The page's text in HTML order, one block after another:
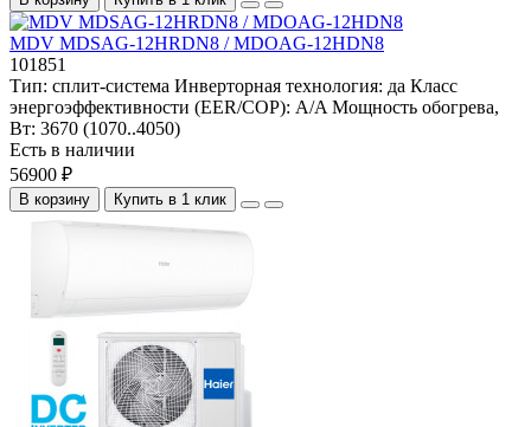
MDV MDSAG-12HRDN8 / MDOAG-12HDN8
101851
Тип: сплит-система Инверторная технология: да Класс
энергоэффективности (EER/COP): A/A Мощность обогрева,
Вт: 3670 (1070..4050)
Есть в наличии
56900 ₽
В корзину Купить в 1 клик